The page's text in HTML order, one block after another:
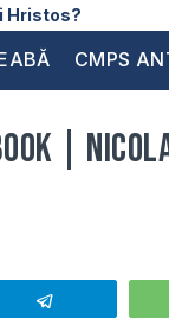
Hristos?
CMPS
|